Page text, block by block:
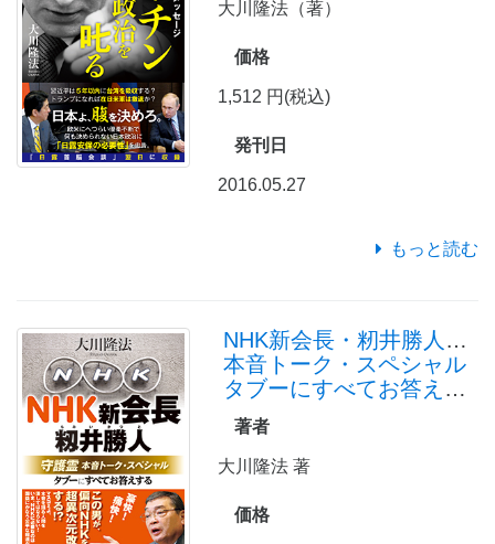
大川隆法（著）
価格
1,512 円(税込)
発刊日
2016.05.27
もっと読む
NHK新会長・籾井勝人守護霊
本音トーク・スペシャル
タブーにすべてお答えする
著者
大川隆法 著
価格